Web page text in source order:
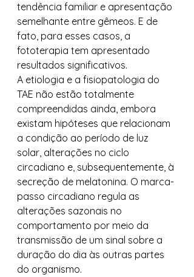
tendência familiar e apresentação
semelhante entre gêmeos. E de
fato, para esses casos, a
fototerapia tem apresentado
resultados significativos.
A etiologia e a fisiopatologia do
TAE não estão totalmente
compreendidas ainda, embora
existam hipóteses que relacionam
a condição ao período de luz
solar, alterações no ciclo
circadiano e, subsequentemente, à
secreção de melatonina. O marca-
passo circadiano regula as
alterações sazonais no
comportamento por meio da
transmissão de um sinal sobre a
duração do dia às outras partes
do organismo.